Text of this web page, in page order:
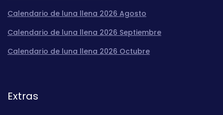
Calendario de luna llena 2026 Agosto
Calendario de luna llena 2026 Septiembre
Calendario de luna llena 2026 Octubre
Extras